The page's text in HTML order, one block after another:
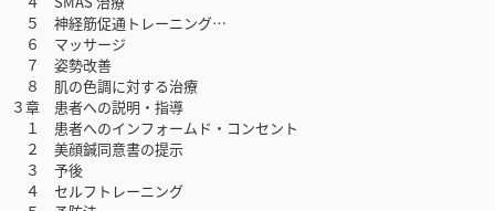
５ 神経筋促通トレーニング…
６ マッサージ
７ 姿勢改善
８ 肌の色調に対する治療
３章 患者への説明・指導
１ 患者へのインフォームド・コンセント
２ 美顔鍼同意書の提示
３ 予後
４ セルフトレーニング